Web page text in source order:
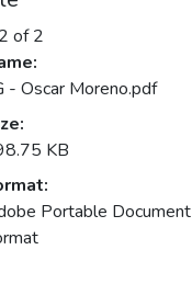
of 2
- Oscar Moreno.pdf
KB
Portable Document